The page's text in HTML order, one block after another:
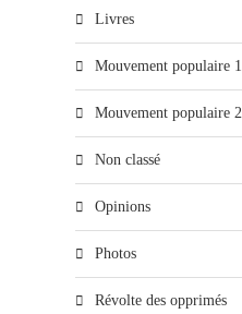
Livres
Mouvement populaire 1
Mouvement populaire 2
Non classé
Opinions
Photos
Révolte des opprimés